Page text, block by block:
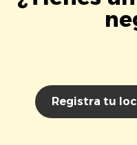
Registra tu